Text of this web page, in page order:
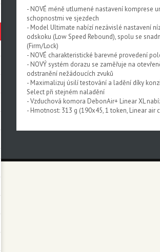
- NOVÉ méně utlumené nastavení komprese
schopnostmi ve sjezdech
- Model Ultimate nabízí nezávislé nastavení
odskoku (Low Speed Rebound), spolu se
(Firm/Lock)
- NOVÉ charakteristické barevné provedení
- NOVÝ systém dorazu se zaměřuje na
odstranění nežádoucích zvuků
- Maximalizuj úsilí testování a ladění díky
Select při stejném naladění
- Vzduchová komora DebonAir+ Linear XL
- Hmotnost: 313 g (190x45, 1 token, Linear air